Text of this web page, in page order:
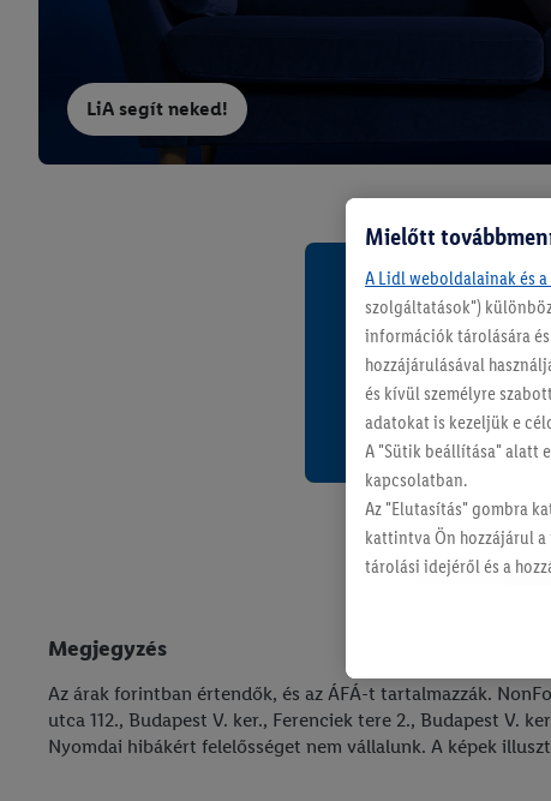
LiA segít neked!
Megjegyzés
Az árak forintban értendők, és az ÁFÁ-t tartalmazzák.
utca 112., Budapest V. ker., Ferenciek tere 2., Budapest V.
Nyomdai hibákért felelősséget nem vállalunk. A képek
Mielőtt
A Lidl weboldalainak és
szolgáltatások")
információk tárolására és
hozzájárulásával
és kívül személyre
adatokat is kezeljük e
A "Sütik beállítása" alatt
kapcsolatban.
Az "Elutasítás" gombra
kattintva Ön hozzájárul
tárolási idejéről és a